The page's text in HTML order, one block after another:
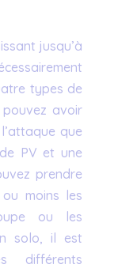
jusqu’à
types de
avoir
que
PV et une
prendre
moins les
ou les
solo, il est
différents